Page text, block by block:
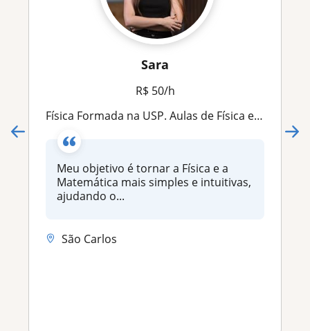
Sara
R$ 50/h
Física Formada na USP. Aulas de Física e Matemática para Ensino Fundamental e Médio
Meu objetivo é tornar a Física e a
Matemática mais simples e intuitivas,
ajudando o...
São Carlos